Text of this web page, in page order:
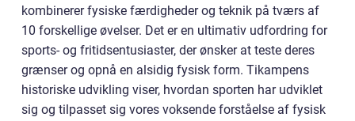
kombinerer fysiske færdigheder og teknik på tværs af
10 forskellige øvelser. Det er en ultimativ udfordring for
sports- og fritidsentusiaster, der ønsker at teste deres
grænser og opnå en alsidig fysisk form. Tikampens
historiske udvikling viser, hvordan sporten har udviklet
sig og tilpasset sig vores voksende forståelse af fysisk